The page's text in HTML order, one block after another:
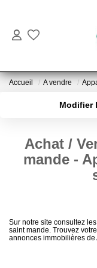
Accueil A vendre
Modifier
Sélectionnez...
Type de bien
Achat /
mande -
Sur notre site consultez
saint mande. Trouvez
annonces immobilières de